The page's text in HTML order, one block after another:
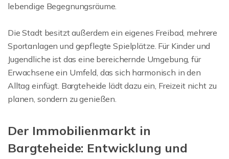
lebendige Begegnungsräume.
Die Stadt besitzt außerdem ein eigenes Freibad, mehrere
Sportanlagen und gepflegte Spielplätze. Für Kinder und
Jugendliche ist das eine bereichernde Umgebung, für
Erwachsene ein Umfeld, das sich harmonisch in den
Alltag einfügt. Bargteheide lädt dazu ein, Freizeit nicht zu
planen, sondern zu genießen.
Der Immobilienmarkt in
Bargteheide: Entwicklung und